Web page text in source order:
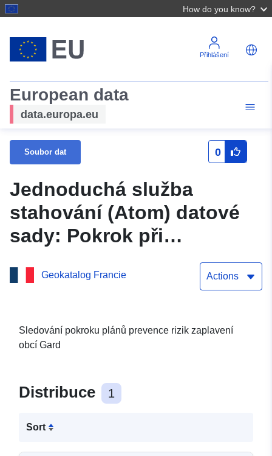
How do you know?
Přihlášení
European data
data.europa.eu
Soubor dat 0
Jednoduchá služba
stahování (Atom) datové
sady: Pokrok při
vypracovávání plánů
prevence povodňových
Geokatalog Francie Actions
Sledování pokroku plánů prevence rizik zaplavení
obcí Gard
Distribuce 1
Sort